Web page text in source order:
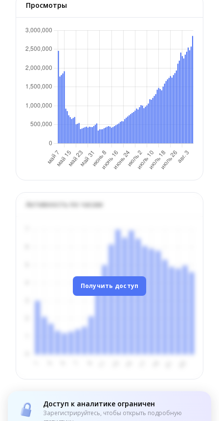
Просмотры
Активность по часам
Получить доступ
Доступ к аналитике ограничен
Зарегистрируйтесь, чтобы открыть подробную